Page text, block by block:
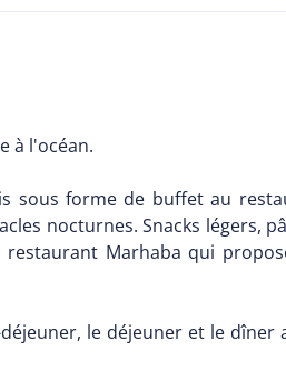
à l'océan.
sous forme de buffet au
nocturnes. Snacks légers,
Marhaba qui
le déjeuner et le dîner